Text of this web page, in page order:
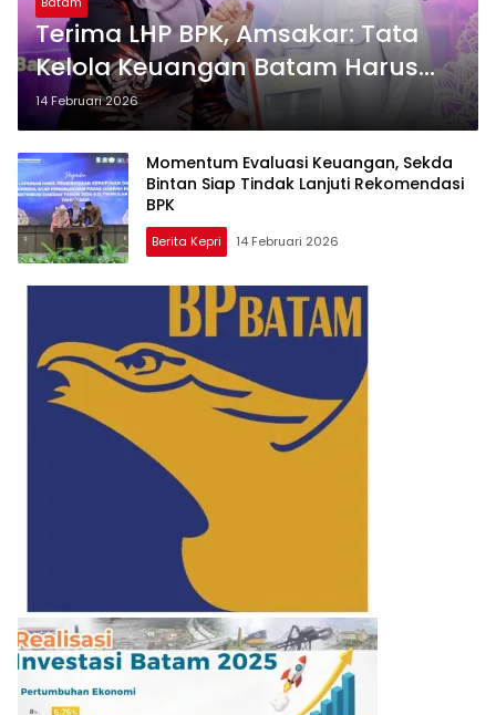
Terima LHP BPK, Amsakar: Tata
Kelola Keuangan Batam Harus
Makin Akuntabel
14 Februari 2026
Momentum Evaluasi Keuangan, Sekda
Bintan Siap Tindak Lanjuti Rekomendasi
BPK
Berita Kepri 14 Februari 2026